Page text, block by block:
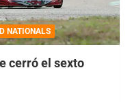
NATIONALS
cerró el sexto